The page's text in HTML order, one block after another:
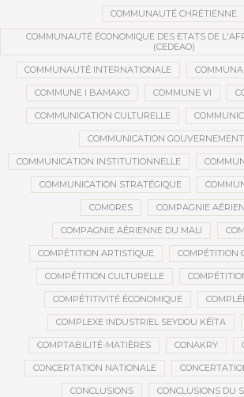
COMMUNAUTÉ CHRÉTIENNE
COMMUNAUTÉ ÉCONOMIQUE DES ETATS DE
(CEDEAO)
COMMUNAUTÉ INTERNATIONALE
COMMUNE I BAMAKO COMMUNE VI
COMMUNICATION CULTURELLE
COMMUNICATION
COMMUNICATION INSTITUTIONNELLE
COMMUNICATION STRATÉGIQUE
COMORES COMPAGNIE
COMPAGNIE AÉRIENNE DU MALI
COMPÉTITION ARTISTIQUE COMPÉTITION
COMPÉTITION CULTURELLE
COMPÉTITIVITÉ ÉCONOMIQUE
COMPLEXE INDUSTRIEL SEYDOU KÉÏTA
COMPTABILITÉ-MATIÈRES CONAKRY
CONCERTATION NATIONALE
CONCLUSIONS CONCLUSIONS DU